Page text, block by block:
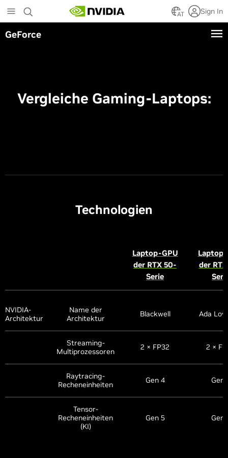
to
main
content
AT Sign In
GeForce
Vergleiche Gaming-Laptops:
Technologien
Laptop-GPU
der RTX 50-
Serie
Laptop-
der
NVIDIA-
Architektur
Name der
Architektur
Blackwell Ada
Streaming-
Multiprozessoren
2 × FP32 2 ×
Raytracing-
Recheneinheiten
Gen 4 Gen
Tensor-
Recheneinheiten
(KI)
Gen 5 Gen